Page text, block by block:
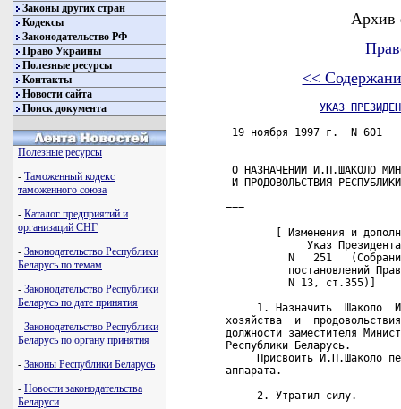
Законы других стран
Кодексы
Законодательство РФ
Право Украины
Полезные ресурсы
Контакты
Новости сайта
Поиск документа
Полезные ресурсы
- Таможенный кодекс
таможенного союза
- Каталог предприятий и
организаций СНГ
- Законодательство Республики
Беларусь по темам
- Законодательство Республики
Беларусь по дате принятия
- Законодательство Республики
Беларусь по органу принятия
- Законы Республики Беларусь
- Новости законодательства
Беларуси
Архив
<<
УКАЗ
19 ноября 1997 г.  N
О НАЗНАЧЕНИИ И.П.ШАКОЛО
И ПРОДОВОЛЬСТВИЯ
===
[ Изменения и
Указ
N   251
постановлений
          N 13, ст.355)]
1. Назначить  Шаколо
хозяйства  и
должности заместителя
Республики Беларусь.
Присвоить И.П.Шаколо
аппарата.
     2. Утратил силу.